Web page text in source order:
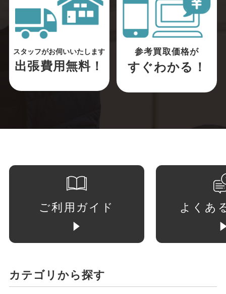
スタッフがお伺いいたします
出張費用無料！
参考買取価格が
すぐわかる！
ご利用ガイド よくあ
カテゴリから探す